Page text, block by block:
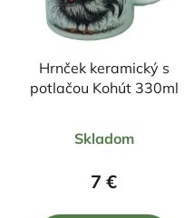
Hrnček keramický s
potlačou Kohút 330ml
hodnotenie
produktu
Skladom
7 €